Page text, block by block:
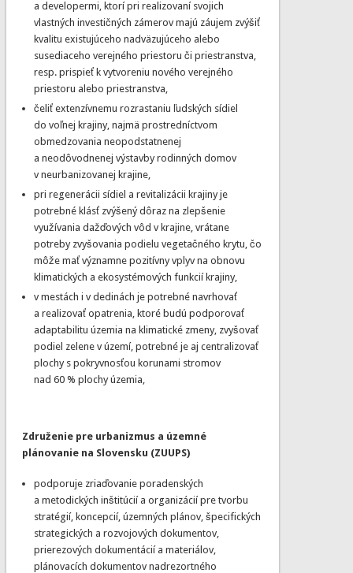
a developermi, ktorí pri realizovaní svojich
vlastných investičných zámerov majú záujem zvýšiť
kvalitu existujúceho nadväzujúceho alebo
susediaceho verejného priestoru či priestranstva,
resp. prispieť k vytvoreniu nového verejného
priestoru alebo priestranstva,
čeliť extenzívnemu rozrastaniu ľudských sídiel
do voľnej krajiny, najmä prostredníctvom
obmedzovania neopodstatnenej
a neodôvodnenej výstavby rodinných domov
v neurbanizovanej krajine,
pri regenerácii sídiel a revitalizácii krajiny je
potrebné klásť zvýšený dôraz na zlepšenie
využívania dažďových vôd v krajine, vrátane
potreby zvyšovania podielu vegetačného krytu, čo
môže mať významne pozitívny vplyv na obnovu
klimatických a ekosystémových funkcií krajiny,
v mestách i v dedinách je potrebné navrhovať
a realizovať opatrenia, ktoré budú podporovať
adaptabilitu územia na klimatické zmeny, zvyšovať
podiel zelene v území, potrebné je aj centralizovať
plochy s pokryvnosťou korunami stromov
nad 60 % plochy územia,
Združenie pre urbanizmus a územné
plánovanie na Slovensku (ZUUPS)
podporuje zriaďovanie poradenských
a metodických inštitúcií a organizácií pre tvorbu
stratégií, koncepcií, územných plánov, špecifických
strategických a rozvojových dokumentov,
prierezových dokumentácií a materiálov,
plánovacích dokumentov nadrezortného